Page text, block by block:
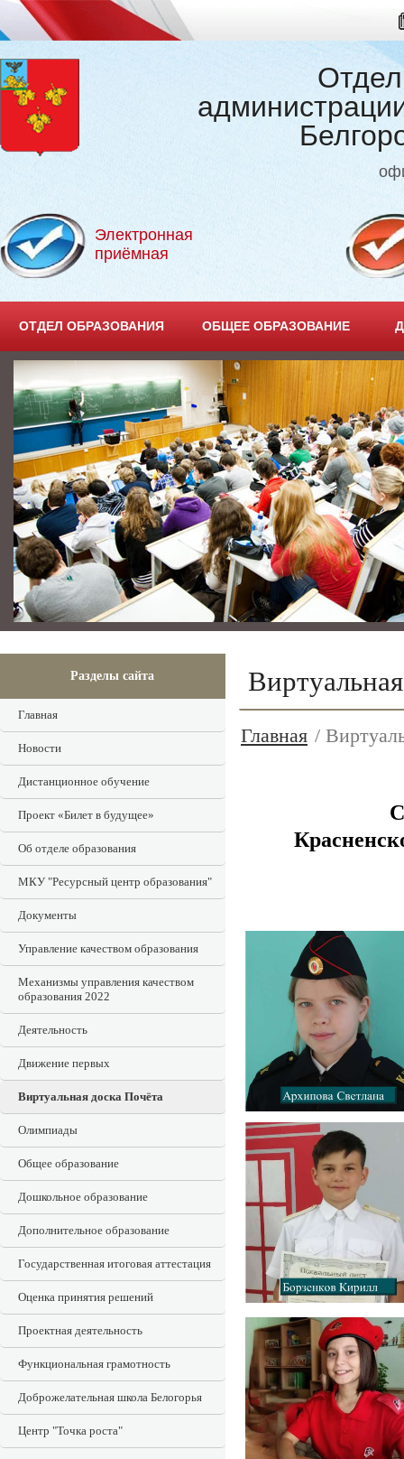
Электронная
приёмная
ОТДЕЛ ОБРАЗОВАНИЯ ОБЩЕЕ ОБРАЗОВАНИЕ
Разделы сайта
Главная
Новости
Дистанционное обучение
Проект «Билет в будущее»
Об отделе образования
МКУ "Ресурсный центр образования"
Документы
Управление качеством образования
Механизмы управления качеством
образования 2022
Деятельность
Движение первых
Виртуальная доска Почёта
Олимпиады
Общее образование
Дошкольное образование
Дополнительное образование
Государственная итоговая аттестация
Оценка принятия решений
Проектная деятельность
Функциональная грамотность
Доброжелательная школа Белогорья
Центр "Точка роста"
Главная /